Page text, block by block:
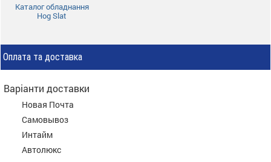
Каталог обладнання
Hog Slat
Оплата та доставка
Варіанти доставки
Новая Почта
Самовывоз
Интайм
Автолюкс